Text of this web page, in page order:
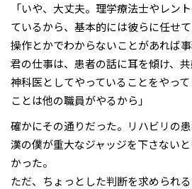
「いや、大丈夫。理学療法士やレン
ているから、基本的には彼らに任せ
操作とかでわからないことがあれば事
君の仕事は、患者の話に耳を傾け、
神科医としてやっていることをやっ
ことは他の職員がやるから」
確かにその通りだった。リハビリの
漢の僕が重大なジャッジを下さない
かった。
ただ、ちょっとした判断を求められる